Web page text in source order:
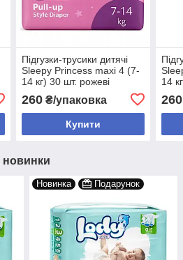
Підгузки-трусики дитячі
Sleepy Princess maxi 4 (7-
14 кг) 30 шт. рожеві
260₴/упаковка
Купити
14
260
новинки
Новинка Подарунок